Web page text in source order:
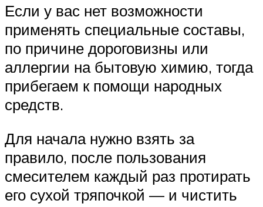
Если у вас нет возможности
применять специальные составы,
по причине дороговизны или
аллергии на бытовую химию, тогда
прибегаем к помощи народных
средств.
Для начала нужно взять за
правило, после пользования
смесителем каждый раз протирать
его сухой тряпочкой — и чистить